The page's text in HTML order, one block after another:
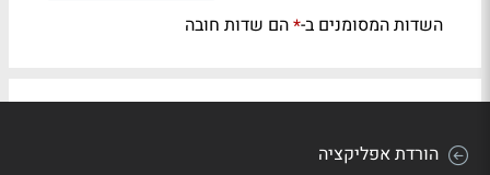
השדות המסומנים ב-*הם שדות חובה
הורדת אפליקציה